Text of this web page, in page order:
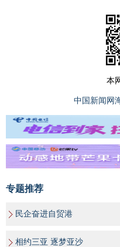
本
中国新闻网
专题推荐
民企奋进自贸港
相约三亚 逐梦亚沙